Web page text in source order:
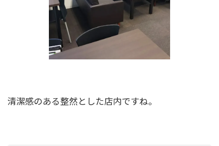
清潔感のある整然とした店内ですね。